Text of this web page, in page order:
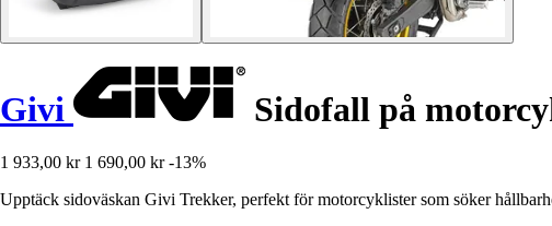
Givi Sidofall på
1 933,00 kr 1 690,00 kr -13%
Upptäck sidoväskan Givi Trekker, perfekt för motorcyklister som söker